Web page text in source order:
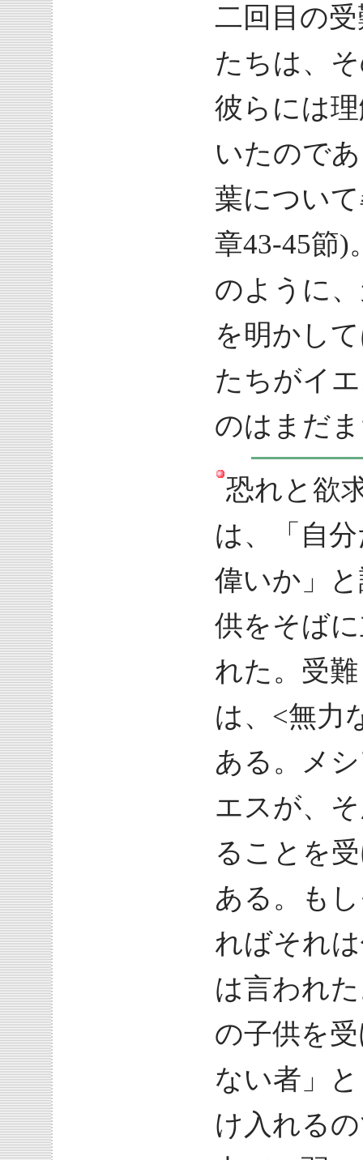
二回目の
たちは、
彼らには
いたので
葉につい
章43-45節)
のように
を明かし
たちがイ
のはまだ
恐れと欲
は、「自
偉いか」
供をそば
れた。受
は、<無力
ある。メ
エスが、
ることを
ある。も
ればそれ
は言われ
の子供を
ない者」
け入れる